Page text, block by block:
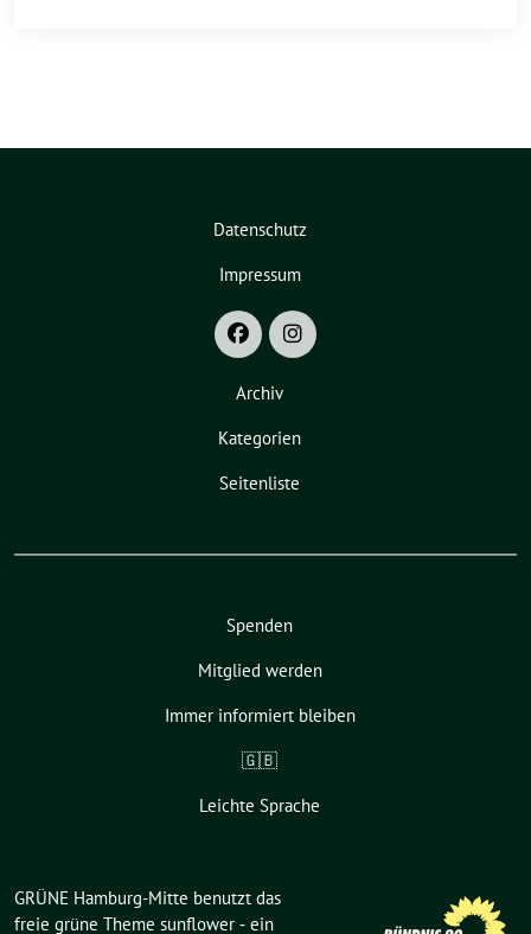
Datenschutz
Impressum
Archiv
Kategorien
Seitenliste
Spenden
Mitglied werden
Immer informiert bleiben
🇬🇧
Leichte Sprache
GRÜNE Hamburg-Mitte benutzt das
freie grüne Theme sunflower ‐ ein